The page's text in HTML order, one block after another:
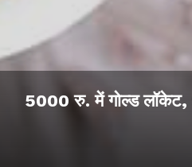
5000 रु. में गोल्ड